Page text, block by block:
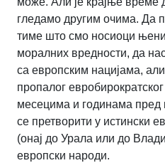
гледамо другим очима. Да
тиме што смо носиоци
моралних вредности, да
са европским нацијама,
пропалог евробирократског
месецима и годинама
се претворити у истински
(онај до Урала или до
европски народи.